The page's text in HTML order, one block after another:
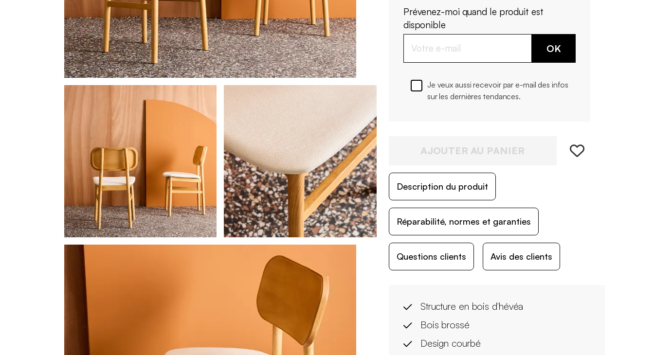
Prévenez-moi quand le produit est
disponible
OK
Je veux aussi recevoir par e-mail des infos
sur les dernières tendances.
AJOUTER AU PANIER
Description du produit
Réparabilité, normes et garanties
Questions clients Avis des clients
Structure en bois d'hévéa
Bois brossé
Design courbé